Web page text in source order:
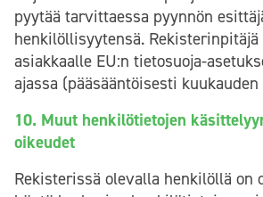
pyytää tarvittaessa pyynnön
henkilöllisyytensä. Rekisterinpitäjä
asiakkaalle EU:n tietosuoja-
ajassa (pääsääntöisesti
10. Muut henkilötietojen
oikeudet
Rekisterissä olevalla henkilöllä on